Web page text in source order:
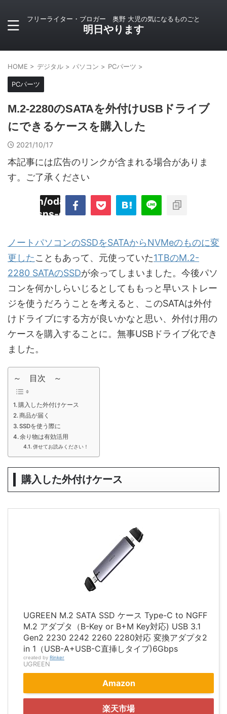
フリーライター・ブロガー 奥野 大児の気になるものごと
明日やります
HOME > デジタル > パソコン > PCパーツ >
PCパーツ
M.2-2280のSATAを外付けUSBドライブ
にできるケースを購入した
2021/10/17
本記事には広告のリンクが含まれる場合がありま
す。ご了承ください
odaiji.com/public_html/blog/wp-
sns-count-cache/sns-count-
ノートパソコンのSSDをSATAからNVMeのものに変
更したこともあって、元使っていた1TBのM.2-
2280 SATAのSSDが余ってしまいました。今後パソ
コンを何かしらいじるとしてももっと早いストレー
ジを使うだろうことを考えると、このSATAは外付
けドライブにする方が良いかなと思い、外付け用の
ケースを購入することに。無事USBドライブ化でき
ました。
～ 目次 ～
購入した外付けケース
商品が届く
SSDを使う際に
余り物は有効活用
併せてお読みください！
購入した外付けケース
UGREEN M.2 SATA SSD ケース Type-C to NGFF
M.2 アダプタ（B-Key or B+M Key対応) USB 3.1
Gen2 2230 2242 2260 2280対応 変換アダプタ2
in 1（USB-A+USB-C直挿しタイプ)6Gbps
created by Rinker
UGREEN
Amazon
楽天市場